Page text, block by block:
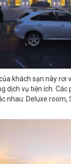
khách sạn này rơi
dịch vụ tiện ích. Các
nhau: Deluxe